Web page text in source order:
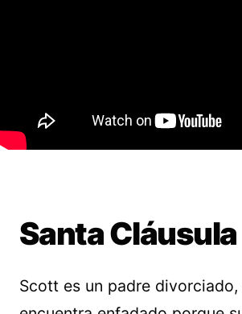
Santa Cláusula
Scott es un padre divorciado,